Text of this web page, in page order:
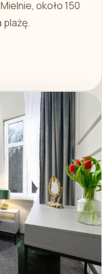
około 150
plażę.